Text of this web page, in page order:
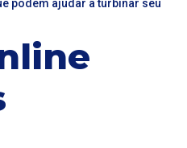
podem ajudar a turbinar seu